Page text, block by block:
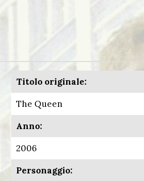
Titolo originale:
The Queen
Anno:
2006
Personaggio: